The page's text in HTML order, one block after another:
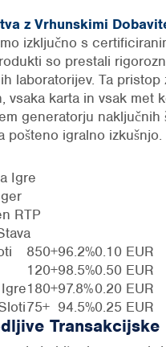
z Vrhunskimi
izključno s
so prestali
laboratorijev. Ta pristop
vsaka karta in vsak met
generatorju naključnih
pošteno igralno izkušnjo.
Igre
RTP
850+96.2%0.10 EUR
120+98.5%0.50 EUR
180+97.8%0.20 EUR
75+ 94.5%0.25 EUR
Transakcijske